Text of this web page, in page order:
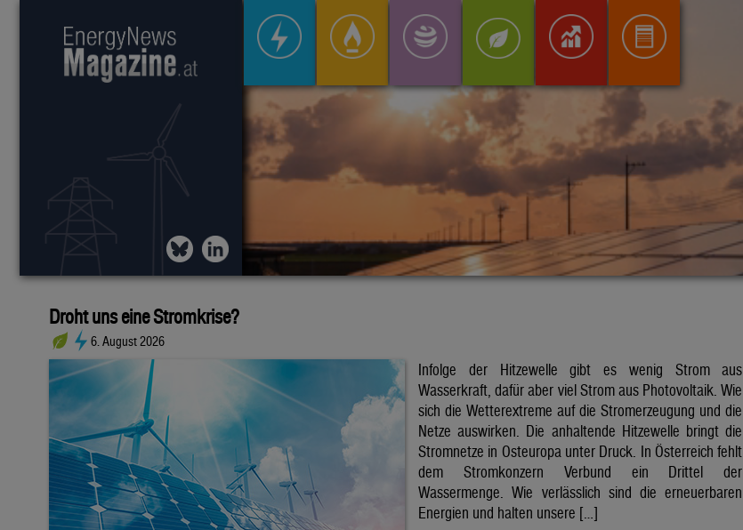
Droht uns eine Stromkrise?
6. August 2026
Infolge der Hitzewelle gibt es wenig Strom aus
Wasserkraft, dafür aber viel Strom aus Photovoltaik. Wie
sich die Wetterextreme auf die Stromerzeugung und die
Netze auswirken. Die anhaltende Hitzewelle bringt die
Stromnetze in Osteuropa unter Druck. In Österreich fehlt
dem Stromkonzern Verbund ein Drittel der
Wassermenge. Wie verlässlich sind die erneuerbaren
Energien und halten unsere […]